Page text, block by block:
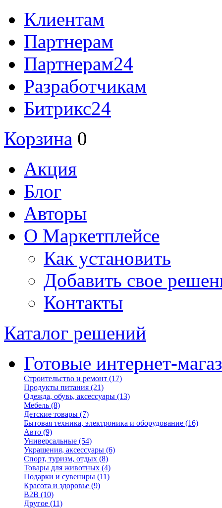
Клиентам
Партнерам
Партнерам24
Разработчикам
Битрикс24
Корзина 0
Акция
Блог
Авторы
О Маркетплейсе
Как установить
Добавить свое
Контакты
Каталог решений
Готовые интернет-
Строительство и ремонт (17)
Продукты питания (21)
Одежда, обувь, аксессуары (13)
Мебель (8)
Детские товары (7)
Бытовая техника, электроника и оборудование (16)
Авто (9)
Универсальные (54)
Украшения, аксессуары (6)
Спорт, туризм, отдых (8)
Товары для животных (4)
Подарки и сувениры (11)
Красота и здоровье (9)
B2B (10)
Другое (11)